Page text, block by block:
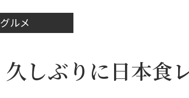
グルメ
久しぶりに日本食